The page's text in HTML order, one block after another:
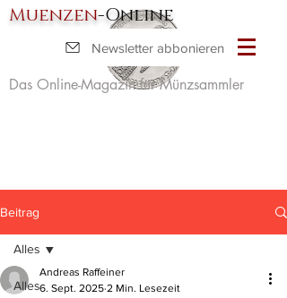
Muenzen-Online
Das Online-Magazin für Münzsammler
Newsletter abbonieren
Beitrag
Alles
Alles
Andreas Raffeiner
6. Sept. 2025 2 Min. Lesezeit